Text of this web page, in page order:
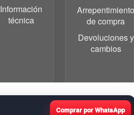
Información
técnica
de compra
Devoluciones y
cambios
Comprar por WhatsApp